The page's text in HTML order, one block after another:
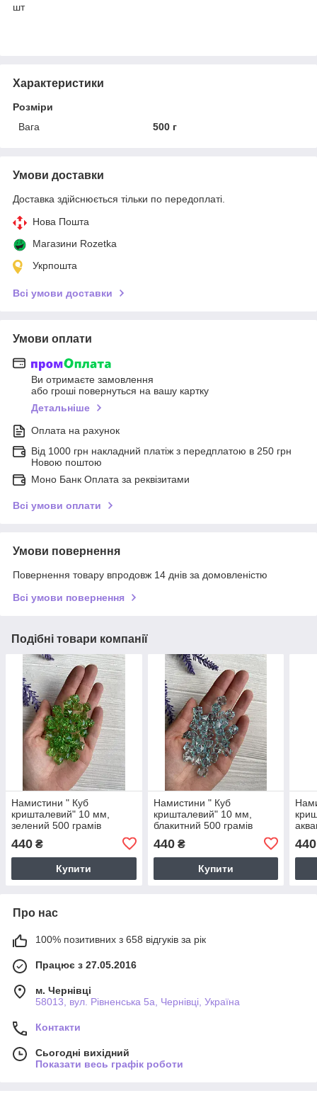
шт
Характеристики
Розміри
Вага
500 г
Умови доставки
Доставка здійснюється тільки по передоплаті.
Нова Пошта
Магазини Rozetka
Укрпошта
Всі умови доставки
Умови оплати
Ви отримаєте замовлення
або гроші повернуться на вашу картку
Детальніше
Оплата на рахунок
Від 1000 грн накладний платіж з передплатою в 250 грн
Новою поштою
Моно Банк Оплата за реквізитами
Всі умови оплати
Умови повернення
Повернення товару впродовж 14 днів за домовленістю
Всі умови повернення
Подібні товари компанії
Намистини " Куб
кришталевий" 10 мм,
зелений 500 грамів
440 ₴
Купити
Намистини " Куб
кришталевий" 10 мм,
блакитний 500 грамів
440₴
Купити
440
Про нас
100% позитивних з 658 відгуків за рік
Працює з 27.05.2016
м. Чернівці
58013, вул. Рівненська 5а, Чернівці, Україна
Контакти
Сьогодні вихідний
Показати весь графік роботи